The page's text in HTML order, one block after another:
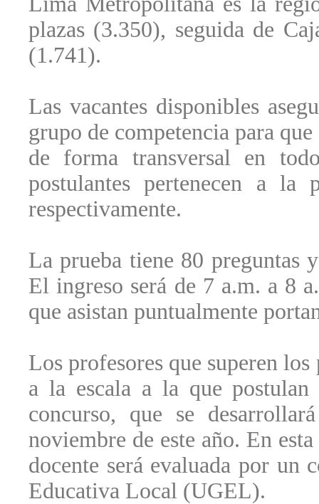
plazas (3.350), seguida de
(1.741).
Las vacantes disponibles
grupo de competencia para
de forma transversal en
postulantes pertenecen a la
respectivamente.
La prueba tiene 80 preguntas
El ingreso será de 7 a.m. a 8
que asistan puntualmente
Los profesores que superen
a la escala a la que postulan
concurso, que se
noviembre de este año. En
docente será evaluada por un
Educativa Local (UGEL).